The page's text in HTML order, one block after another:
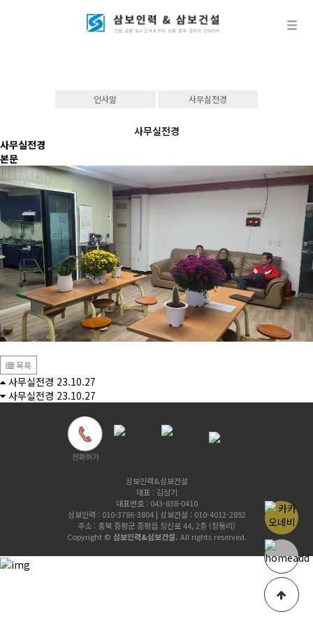
인사말 사무실전경
사무실전경
사무실전경
본문
목록
사무실전경 23.10.27
사무실전경 23.10.27
삼보인력&삼보건설
대표 : 김상기
대표번호 : 043-838-0410
삼보인력 : 010-3786-3804 | 삼보건설 : 010-4012-2892
주소 : 충북 증평군 증평읍 창신로 44, 2층 (창동리)
Copyright © 삼보인력&삼보건설. All rights reserved.